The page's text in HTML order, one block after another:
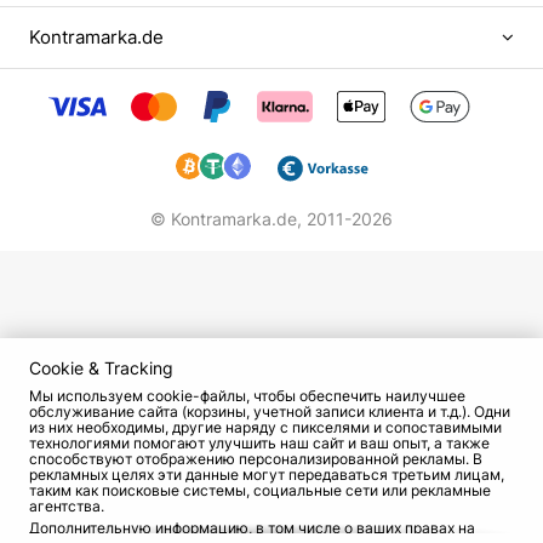
Школьные годы выдались трудными –
послевоенное время стало испытанием для
всех. Тем не менее жизнь у мальчика была
весьма интересной. Он много времени
проводил в отцовской войсковой части: ходил
в строю, носил форму, обедал с солдатами в
столовой. Его прозвали «сыном полка».
Любовь к музыке привил Льву дедушка, у
мальчике зародилась мечта – стать артистом
или певцом. Он записался в городской хор
Дома пионеров и уже через год выступал на
всех школьных мероприятиях.
После школы он пробовал поступить в ГИТИС,
но попытка не увенчалась успехом. Некоторое
Kontramarka.de
© Kontramarka.de, 2011-2026
Cookie & Tracking
Мы используем cookie-файлы, чтобы обеспечить наилучшее
обслуживание сайта (корзины, учетной записи клиента и т.д.). Одни
из них необходимы, другие наряду с пикселями и сопоставимыми
технологиями помогают улучшить наш сайт и ваш опыт, а также
способствуют отображению персонализированной рекламы. В
рекламных целях эти данные могут передаваться третьим лицам,
таким как поисковые системы, социальные сети или рекламные
агентства.
Дополнительную информацию, в том числе о ваших правах на